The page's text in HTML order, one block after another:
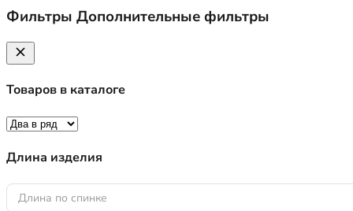
Фильтры Дополнительные фильтры
Товаров в каталоге
Длина изделия
Длина по спинке